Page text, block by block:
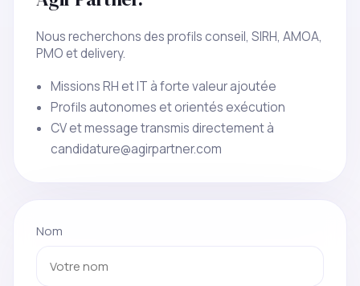
Nous recherchons des profils conseil, SIRH, AMOA,
PMO et delivery.
Missions RH et IT à forte valeur ajoutée
Profils autonomes et orientés exécution
CV et message transmis directement à
candidature@agirpartner.com
Nom